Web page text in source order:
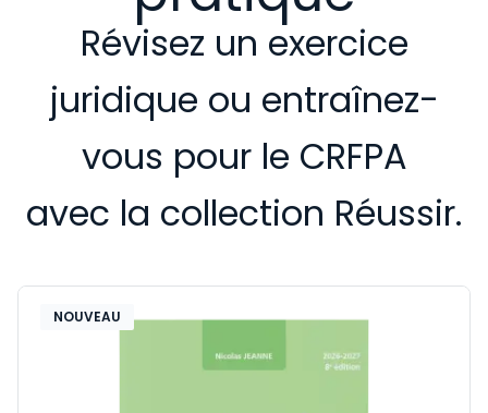
Révisez un exercice
juridique ou entraînez-
vous pour le CRFPA
avec la collection Réussir.
NOUVEAU